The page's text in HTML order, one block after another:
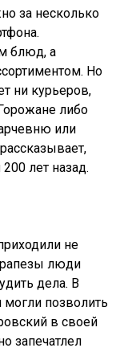
за несколько
блюд, а
Но
ни курьеров,
либо
или
лет назад.
не
люди
дела. В
могли позволить
в своей
запечатлел